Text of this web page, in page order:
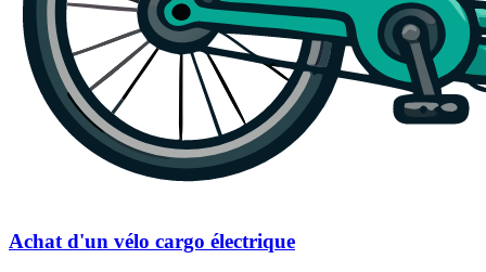
Achat d'un vélo cargo électrique